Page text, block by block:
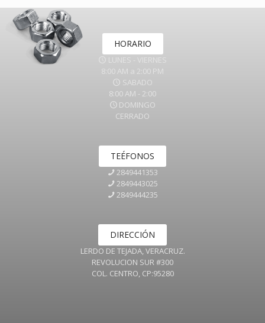
HORARIO
LUNES - VIERNES
8:00 AM a 2:00 PM
SABADO
8:00 AM - 2:00
DOMINGO
CERRADO
TEÉFONOS
2849441353
2849443025
2849444235
DIRECCIÓN
LERDO DE TEJADA, VERACRUZ.
REVOLUCION SUR #300
COL. CENTRO, CP:95280